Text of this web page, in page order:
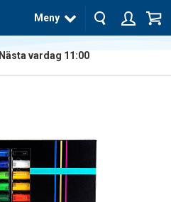
Meny
Nästa vardag 11:00